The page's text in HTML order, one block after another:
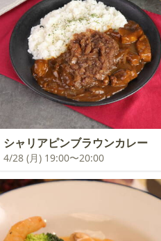
シャリアピンブラウンカレー
4/28 (月) 19:00〜20:00